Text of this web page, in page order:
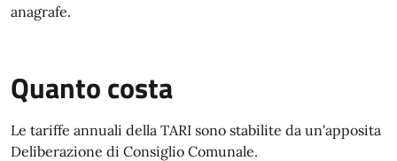
anagrafe.
Quanto costa
Le tariffe annuali della TARI sono stabilite da un'apposita
Deliberazione di Consiglio Comunale.